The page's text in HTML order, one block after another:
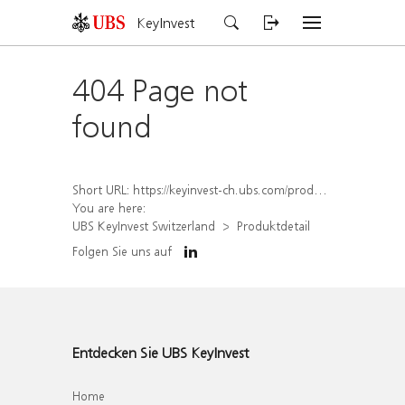
KeyInvest
404 Page not
found
Short URL: https://keyinvest-ch.ubs.com/produkt/detail/index/isin/CH1579770541
You are here:
UBS KeyInvest Switzerland
Produktdetail
Folgen Sie uns auf
Entdecken Sie UBS KeyInvest
Home